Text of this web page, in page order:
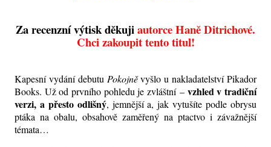
Za recenzní výtisk děkujiautorce Haně Ditrichové.
Chci zakoupit tento titul!
Kapesní vydání debutu Pokojněvyšlo u nakladatelství Pikador
Books. Už od prvního pohledu je zvláštní – vzhled v tradiční
verzi, a přesto odlišný, jemnější a, jak vytušíte podle obrysu
ptáka na obalu, obsahově zaměřený na ptactvo i závažnější
témata…